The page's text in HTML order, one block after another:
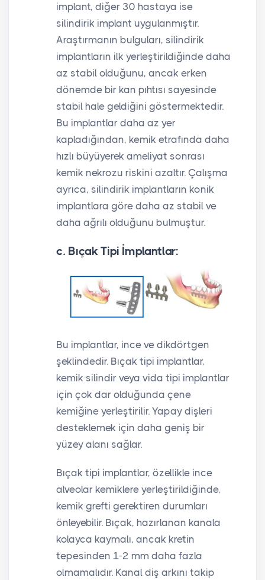
implant, diğer 30 hastaya ise
silindirik implant uygulanmıştır.
Araştırmanın bulguları, silindirik
implantların ilk yerleştirildiğinde daha
az stabil olduğunu, ancak erken
dönemde bir kan pıhtısı sayesinde
stabil hale geldiğini göstermektedir.
Bu implantlar daha az yer
kapladığından, kemik etrafında daha
hızlı büyüyerek ameliyat sonrası
kemik nekrozu riskini azaltır. Çalışma
ayrıca, silindirik implantların konik
implantlara göre daha az stabil ve
daha ağrılı olduğunu bulmuştur.
c. Bıçak Tipi İmplantlar:
Bu implantlar, ince ve dikdörtgen
şeklindedir. Bıçak tipi implantlar,
kemik silindir veya vida tipi implantlar
için çok dar olduğunda çene
kemiğine yerleştirilir. Yapay dişleri
desteklemek için daha geniş bir
yüzey alanı sağlar.
Bıçak tipi implantlar, özellikle ince
alveolar kemiklere yerleştirildiğinde,
kemik grefti gerektiren durumları
önleyebilir. Bıçak, hazırlanan kanala
kolayca kaymalı, ancak kretin
tepesinden 1-2 mm daha fazla
olmamalıdır. Kanal diş arkını takip